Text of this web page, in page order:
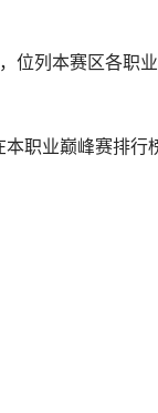
位列本赛区各职
职业巅峰赛排行